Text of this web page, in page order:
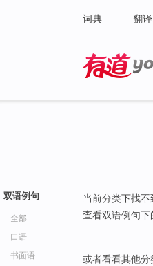
词典 翻译
双语例句
全部
口语
书面语
当前分类下找不
查看双语例句下
或者看看其他分